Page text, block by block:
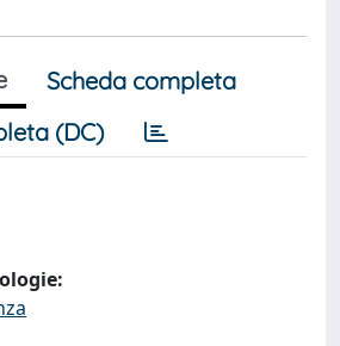
Scheda completa
(DC)